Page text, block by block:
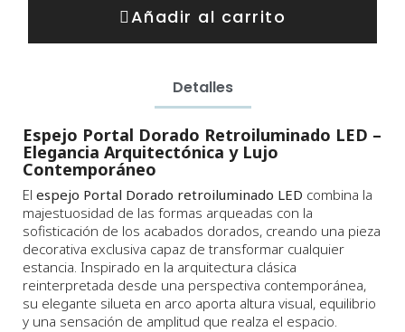
Añadir al carrito
Detalles
Espejo Portal Dorado Retroiluminado LED –
Elegancia Arquitectónica y Lujo
Contemporáneo
El espejo Portal Dorado retroiluminado LED combina la
majestuosidad de las formas arqueadas con la
sofisticación de los acabados dorados, creando una pieza
decorativa exclusiva capaz de transformar cualquier
estancia. Inspirado en la arquitectura clásica
reinterpretada desde una perspectiva contemporánea,
su elegante silueta en arco aporta altura visual, equilibrio
y una sensación de amplitud que realza el espacio.